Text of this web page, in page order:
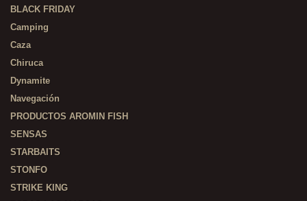
BLACK FRIDAY
Camping
Caza
Chiruca
Dynamite
Navegación
PRODUCTOS AROMIN FISH
SENSAS
STARBAITS
STONFO
STRIKE KING